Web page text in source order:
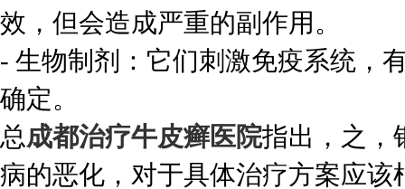
效，但会造成严重的副作用。
- 生物制剂：它们刺激免疫系统，
确定。
总成都治疗牛皮癣医院指出，之，
病的恶化，对于具体治疗方案应